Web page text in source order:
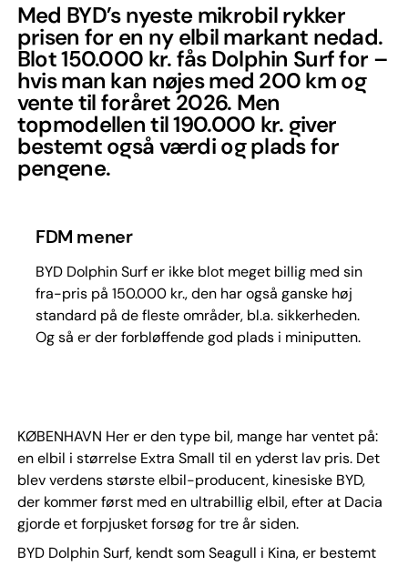
Med BYD’s nyeste mikrobil rykker
prisen for en ny elbil markant nedad.
Blot 150.000 kr. fås Dolphin Surf for –
hvis man kan nøjes med 200 km og
vente til foråret 2026. Men
topmodellen til 190.000 kr. giver
bestemt også værdi og plads for
pengene.
FDM mener
BYD Dolphin Surf er ikke blot meget billig med sin
fra-pris på 150.000 kr., den har også ganske høj
standard på de fleste områder, bl.a. sikkerheden.
Og så er der forbløffende god plads i miniputten.
KØBENHAVN Her er den type bil, mange har ventet på:
en elbil i størrelse Extra Small til en yderst lav pris. Det
blev verdens største elbil-producent, kinesiske BYD,
der kommer først med en ultrabillig elbil, efter at Dacia
gjorde et forpjusket forsøg for tre år siden.
BYD Dolphin Surf, kendt som Seagull i Kina, er bestemt